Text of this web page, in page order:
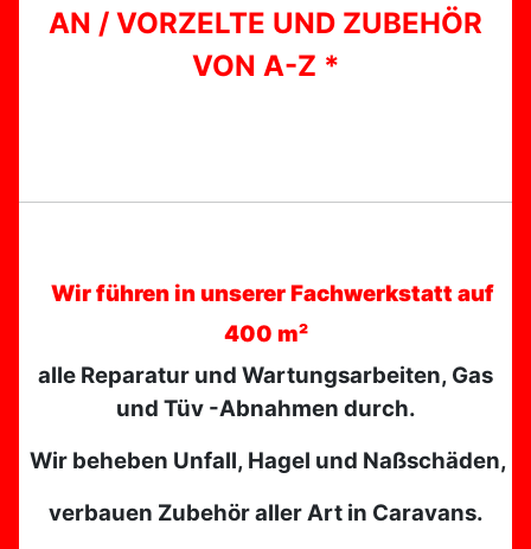
AN / VORZELTE UND ZUBEHÖR
VON A-Z *
Wir führen in unserer Fachwerkstatt auf
400 m²
alle Reparatur und Wartungsarbeiten, Gas
und Tüv -Abnahmen durch.
Wir beheben Unfall, Hagel und Naßschäden,
verbauen Zubehör aller Art in Caravans.